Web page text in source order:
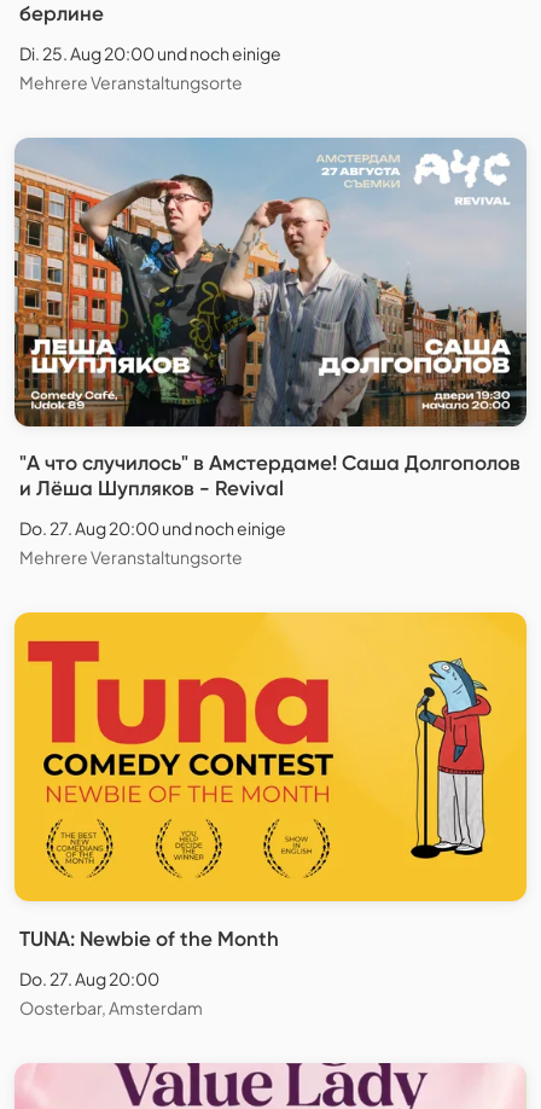
берлине
Di. 25. Aug 20:00 und noch einige
Mehrere Veranstaltungsorte
"А что случилось" в Амстердаме! Саша Долгополов
и Лёша Шупляков - Revival
Do. 27. Aug 20:00 und noch einige
Mehrere Veranstaltungsorte
TUNA: Newbie of the Month
Do. 27. Aug 20:00
Oosterbar, Amsterdam